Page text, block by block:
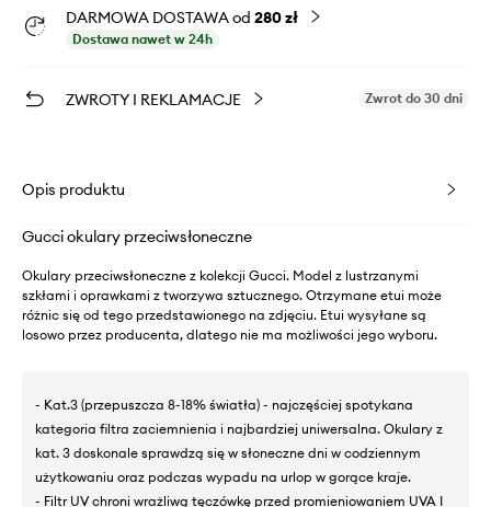
DARMOWA DOSTAWA od 280 zł
Dostawa nawet w 24h
ZWROTY I REKLAMACJE Zwrot do 30 dni
Opis produktu
Gucci okulary przeciwsłoneczne
Okulary przeciwsłoneczne z kolekcji Gucci. Model z lustrzanymi
szkłami i oprawkami z tworzywa sztucznego. Otrzymane etui może
różnic się od tego przedstawionego na zdjęciu. Etui wysyłane są
losowo przez producenta, dlatego nie ma możliwości jego wyboru.
- Kat.3 (przepuszcza 8-18% światła) - najczęściej spotykana
kategoria filtra zaciemnienia i najbardziej uniwersalna. Okulary z
kat. 3 doskonale sprawdzą się w słoneczne dni w codziennym
użytkowaniu oraz podczas wypadu na urlop w gorące kraje.
- Filtr UV chroni wrażliwą tęczówkę przed promieniowaniem UVA I